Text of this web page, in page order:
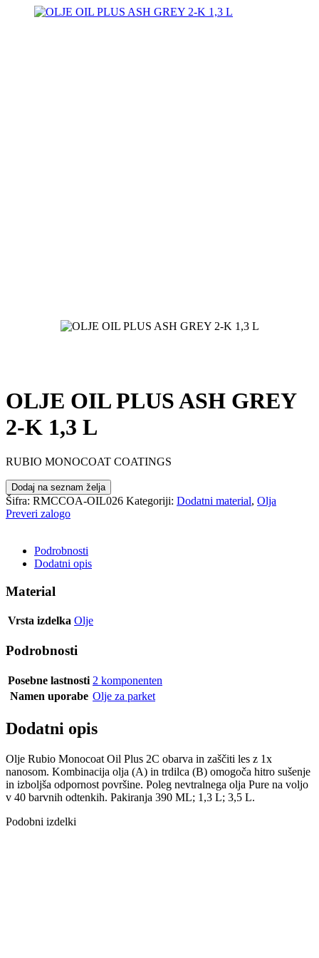
OLJE OIL PLUS ASH GREY
2-K 1,3 L
RUBIO MONOCOAT COATINGS
Dodaj na seznam želja
Šifra: RMCCOA-OIL026 Kategoriji: Dodatni material, Olja
Preveri zalogo
Podrobnosti
Dodatni opis
Material
Vrsta izdelka Olje
Podrobnosti
Posebne lastnosti 2 komponenten
Namen uporabe Olje za parket
Dodatni opis
Olje Rubio Monocoat Oil Plus 2C obarva in zaščiti les z 1x
nanosom. Kombinacija olja (A) in trdilca (B) omogoča hitro sušenje
in izboljša odpornost površine. Poleg nevtralnega olja Pure na voljo
v 40 barvnih odtenkih. Pakiranja 390 ML; 1,3 L; 3,5 L.
Podobni izdelki